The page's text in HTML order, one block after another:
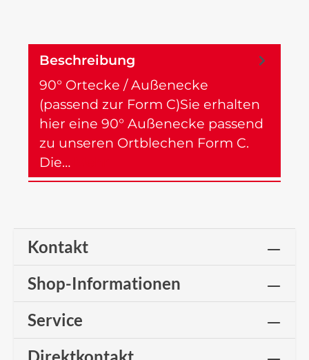
Beschreibung
90° Ortecke / Außenecke
(passend zur Form C)Sie erhalten
hier eine 90° Außenecke passend
zu unseren Ortblechen Form C.
Die…
Kontakt
Shop-Informationen
Service